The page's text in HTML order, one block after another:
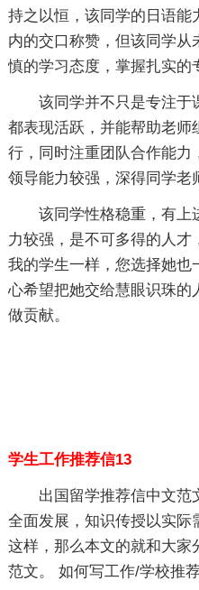
持之以恒，该同学的日语能
内的交口称赞，但该同学
慎的学习态度，掌握扎实的
该同学并不只是专注于
都表现活跃，并能帮助老师
行，同时注重团队合作能力
领导能力较强，深得同学老
该同学性格稳重，有上
力较强，是不可多得的人才
我的学生一样，您选择她也
心希望把她交给慧眼识珠的
做贡献。
学生工作推荐信13
出国留学推荐信中文范
全面发展，知识传授以实际
这样，那么本文的就和大家
范文。 如何写工作/学校推